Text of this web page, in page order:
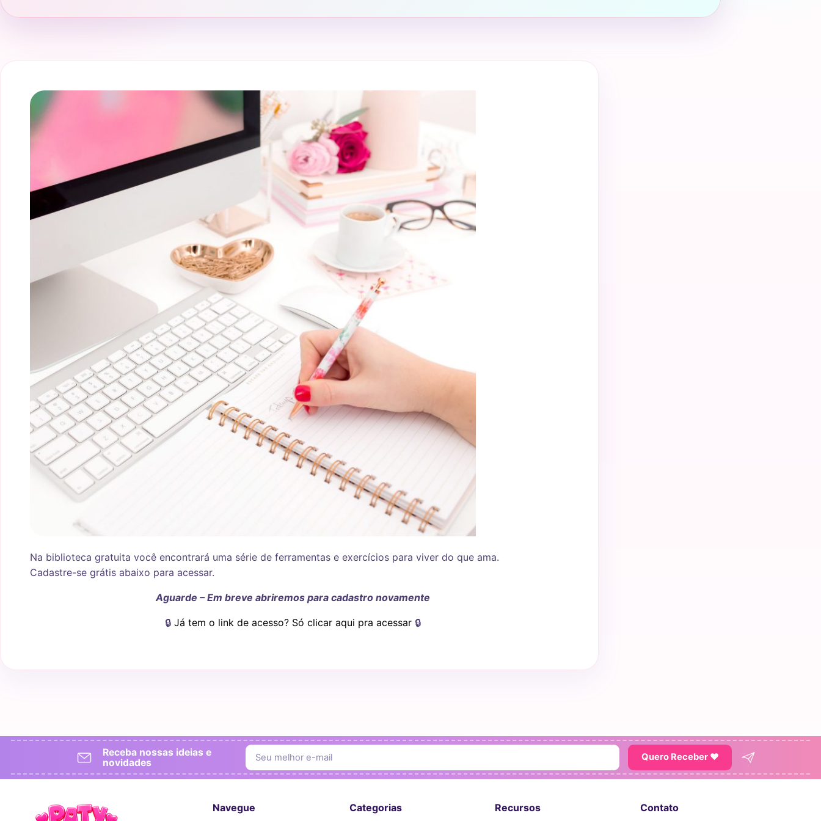
Na biblioteca gratuita você encontrará uma série de ferramentas e exercícios para viver do que ama.
Cadastre-se grátis abaixo para acessar.
Aguarde – Em breve abriremos para cadastro novamente
🔒 Já tem o link de acesso? Só clicar aqui pra acessar🔒
Receba nossas ideias e
novidades
Quero Receber ♥
Navegue Categorias Recursos Contato